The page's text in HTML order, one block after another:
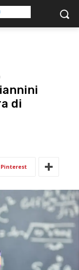
di
Pinterest